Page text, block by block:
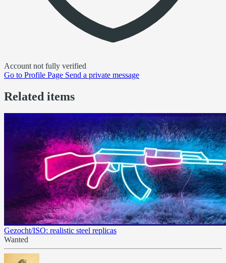
Account not fully verified
Go to Profile Page Send a private message
Related items
Gezocht/ISO: realistic steel replicas
Wanted